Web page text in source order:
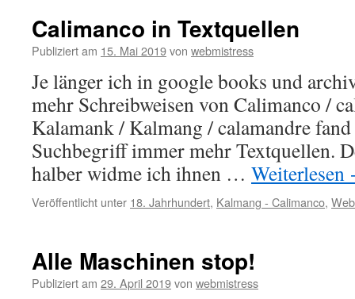
Calimanco in Textquellen
Publiziert am 15. Mai 2019von webmistress
Je länger ich in google books und
mehr Schreibweisen von Calimanco /
Kalamank / Kalmang / calamandre
Suchbegriff immer mehr Textquellen.
halber widme ich ihnen … Weiterlesen
Veröffentlicht unter 18. Jahrhundert, Kalmang - Calimanco,
Alle Maschinen stop!
Publiziert am 29. April 2019von webmistress